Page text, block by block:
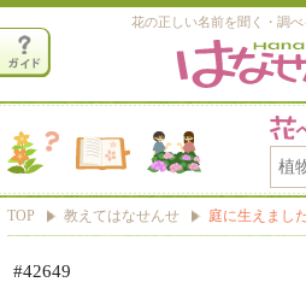
花の正しい名前を聞く・調
TOP 教えてはなせんせ 庭に生えまし
#42649